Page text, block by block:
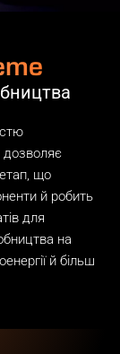
дозволяє
що
й робить
для
на
й більш